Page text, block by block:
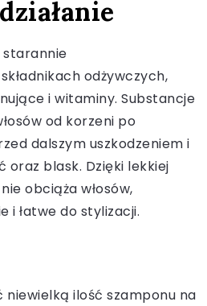
starannie
odżywczych,
i witaminy. Substancje
od korzeni po
dalszym uszkodzeniem i
oraz blask. Dzięki lekkiej
obciąża włosów,
i łatwe do stylizacji.
niewielką ilość szamponu na